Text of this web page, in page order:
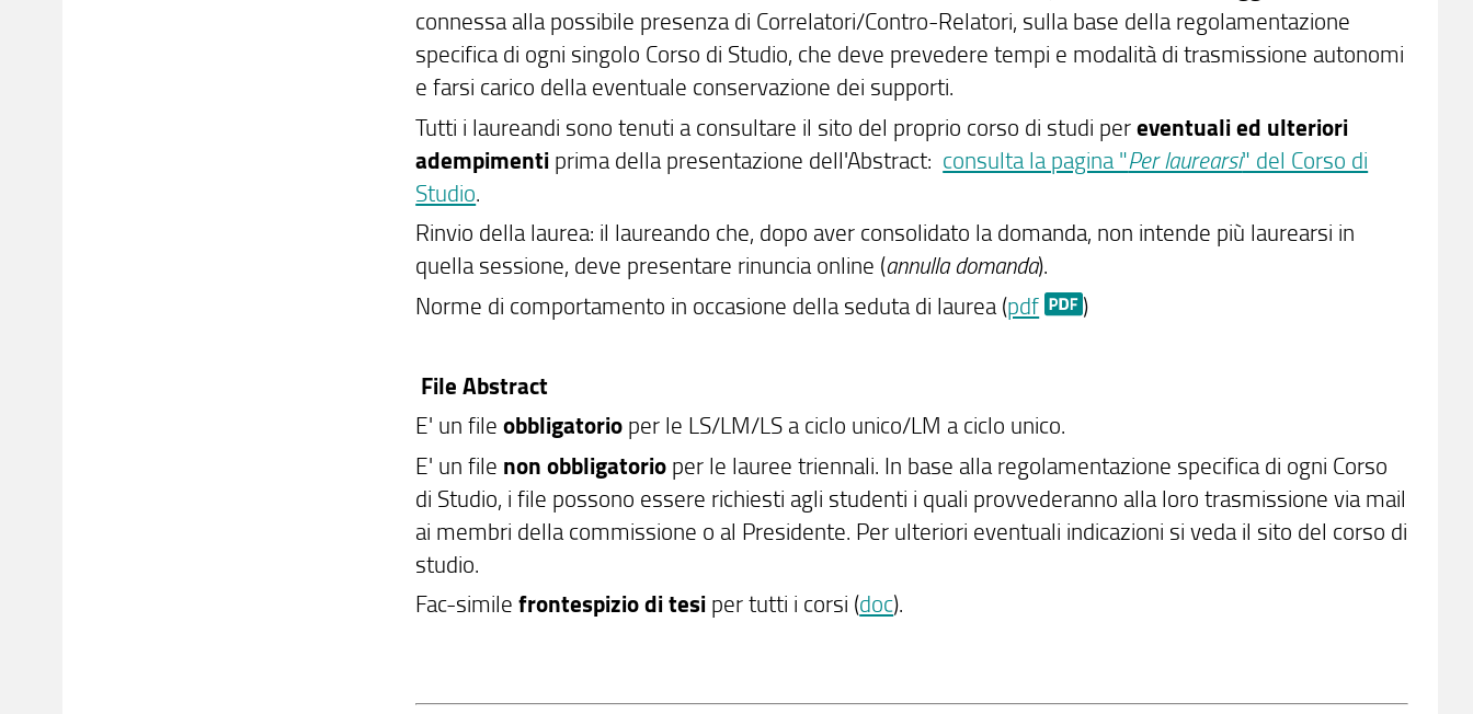
connessa alla possibile presenza di Correlatori/Contro-Relatori, sulla base della regolamentazione
specifica di ogni singolo Corso di Studio, che deve prevedere tempi e modalità di trasmissione autonomi
e farsi carico della eventuale conservazione dei supporti.
Tutti i laureandi sono tenuti a consultare il sito del proprio corso di studi pereventuali ed ulteriori
adempimenti prima della presentazione dell'Abstract: consulta la pagina "Per laurearsi" del Corso di
Studio.
Rinvio della laurea: il laureando che, dopo aver consolidato la domanda, non intende più laurearsi in
quella sessione, deve presentare rinuncia online (annulla domanda).
Norme di comportamento in occasione della seduta di laurea (pdf )
File Abstract
E' un fileobbligatorio per le LS/LM/LS a ciclo unico/LM a ciclo unico.
E' un file non obbligatorio per le lauree triennali. In base alla regolamentazione specifica di ogni Corso
di Studio, i file possono essere richiesti agli studenti i quali provvederanno alla loro trasmissione via mail
ai membri della commissione o al Presidente. Per ulteriori eventuali indicazioni si veda il sito del corso di
studio.
Fac-similefrontespizio di tesi per tutti i corsi (doc).